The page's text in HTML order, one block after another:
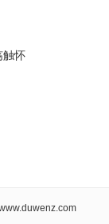
触怀